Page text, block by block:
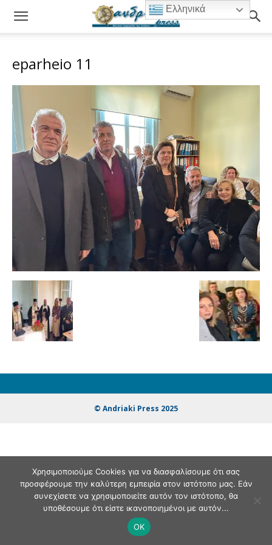
eparheio 11
© Andriaki Press 2025
Ελληνικά
Χρησιμοποιούμε Cookies για να διασφαλίσουμε ότι σας
προσφέρουμε την καλύτερη εμπειρία στον ιστότοπο μας. Εάν
συνεχίσετε να χρησιμοποιείτε αυτόν τον ιστότοπο, θα
υποθέσουμε ότι είστε ικανοποιημένοι με αυτόν...
OK